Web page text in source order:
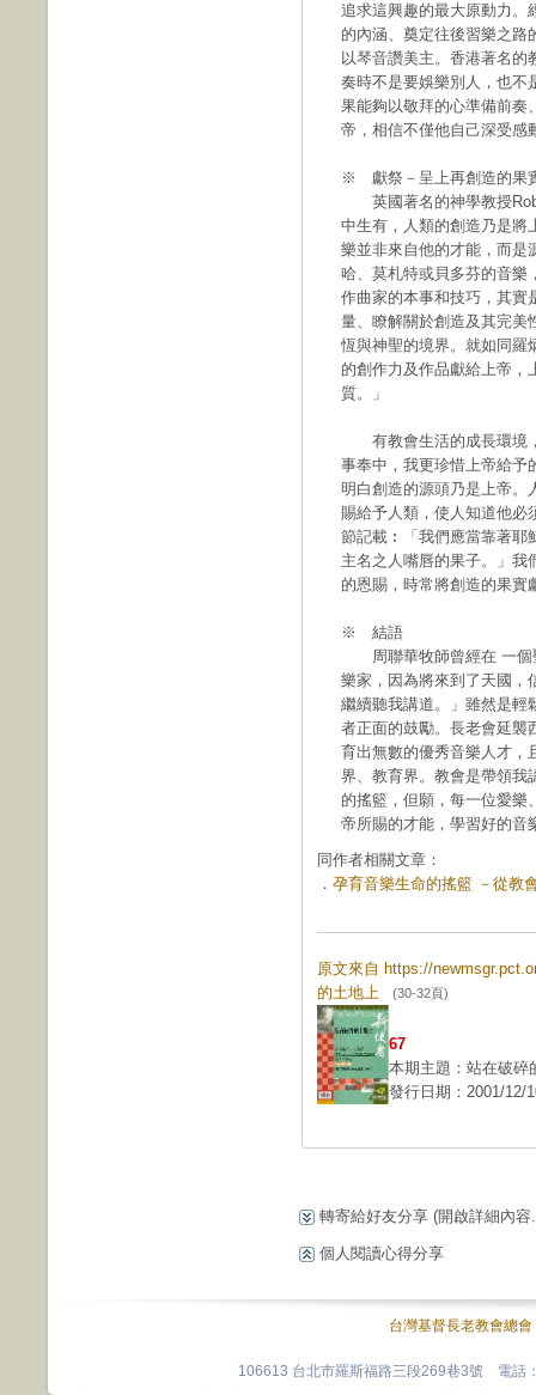
追求這興趣的最大原動力。
的內涵、奠定往後習樂之路
以琴音讚美主。香港著名
奏時不是要娛樂別人，也不
果能夠以敬拜的心準備前奏
帝，相信不僅他自己深受感
※ 獻祭－呈上再創造的果
英國著名的神學教授
中生有，人類的創造乃是將
樂並非來自他的才能，而是
哈、莫札特或貝多芬的音樂
作曲家的本事和技巧，其實
量、瞭解關於創造及其完美
恆與神聖的境界。就如同羅
的創作力及作品獻給上帝，
質。」
有教會生活的成長環境，
事奉中，我更珍惜上帝給予
明白創造的源頭乃是上帝。
賜給予人類，使人知道他必
節記載︰「我們應當靠著耶
主名之人嘴唇的果子。」我
的恩賜，時常將創造的果實
※ 結語
周聯華牧師曾經在 一個
樂家，因為將來到了天國，
繼續聽我講道。」雖然是輕
者正面的鼓勵。長老會延襲
育出無數的優秀音樂人才，
界、教育界。教會是帶領我
的搖籃，但願，每一位愛樂
帝所賜的才能，學習好的音
同作者相關文章：
． 孕育音樂生命的搖籃 －從教
原文來自 https://
的土地上 (30-32頁)
67
本期主題：站在破碎
發行日期：2001/12/
轉寄給好友分享 (開啟詳細內容
個人閱讀心得分享
台灣基督長老教會總會
106613 台北市羅斯福路三段269巷3號 電